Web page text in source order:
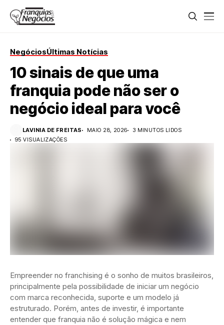
NegóciosÚltimas Notícias
10 sinais de que uma
franquia pode não ser o
negócio ideal para você
LAVINIA DE FREITAS MAIO 28, 2026
3 MINUTOS LIDOS
95 VISUALIZAÇÕES
Empreender no franchising é o sonho de muitos brasileiros,
principalmente pela possibilidade de iniciar um negócio
com marca reconhecida, suporte e um modelo já
estruturado. Porém, antes de investir, é importante
entender que franquia não é solução mágica e nem